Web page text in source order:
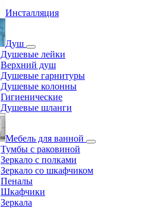
Инсталляция
Душ
Душевые лейки
Верхний душ
Душевые гарнитуры
Душевые колонны
Гигиенические
Душевые шланги
Мебель для ванной
Тумбы с раковиной
Зеркало с полками
Зеркало со шкафчиком
Пеналы
Шкафчики
Зеркала